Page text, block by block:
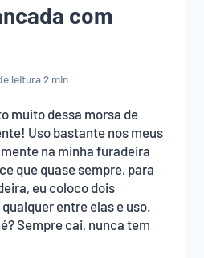
com
leitura2 min
muito dessa morsa de
Uso bastante nos meus
na minha furadeira
que quase sempre, para
eu coloco dois
entre elas e uso.
Sempre cai, nunca tem